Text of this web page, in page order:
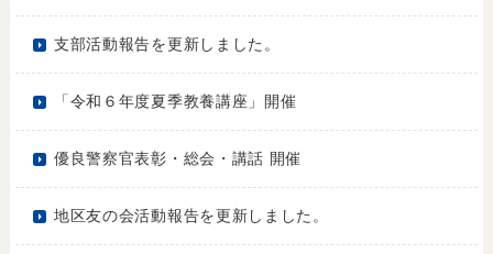
支部活動報告を更新しました。
「令和６年度夏季教養講座」開催
優良警察官表彰・総会・講話 開催
地区友の会活動報告を更新しました。